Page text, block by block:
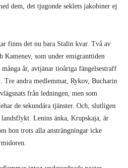
dem, det tjugonde seklets jakobiner ej
finns det nu bara Stalin kvar. Två av
Kamenev, som under emigranttiden
år, avtjänar tioåriga fängelsestraff
andra medlemmar, Rykov, Bucharin
från ledningen, men som
de sekundära tjänster. Och, slutligen
Lenins änka, Krupskaja, är
hon trots alla ansträngningar icke